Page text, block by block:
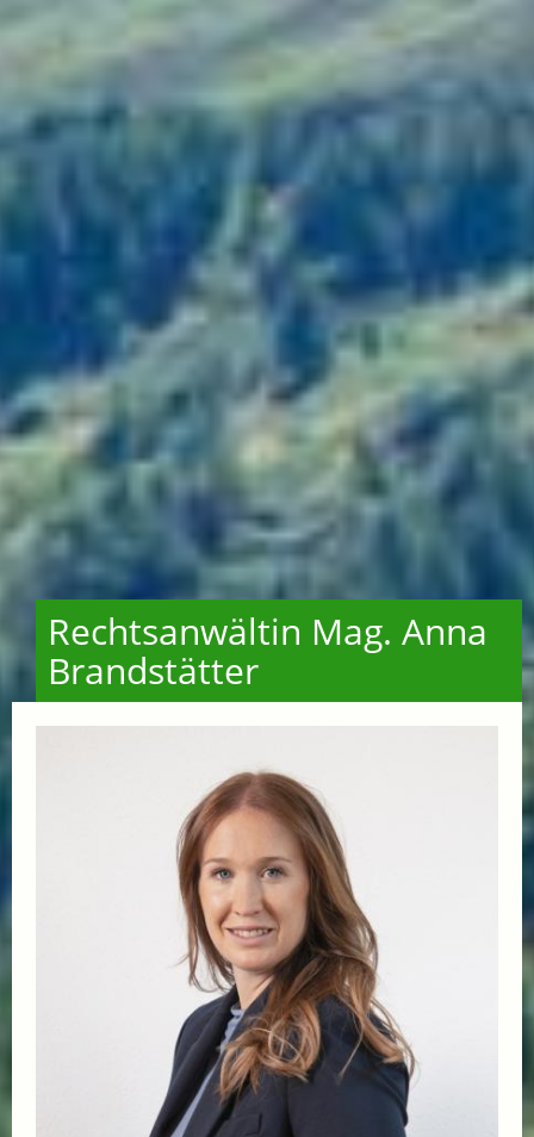
Rechtsanwältin Mag. Anna
Brandstätter